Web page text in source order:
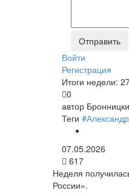
Войти
Регистрация
Итоги недели:
0
автор
Теги
07.05.2026
617
Неделя
России».